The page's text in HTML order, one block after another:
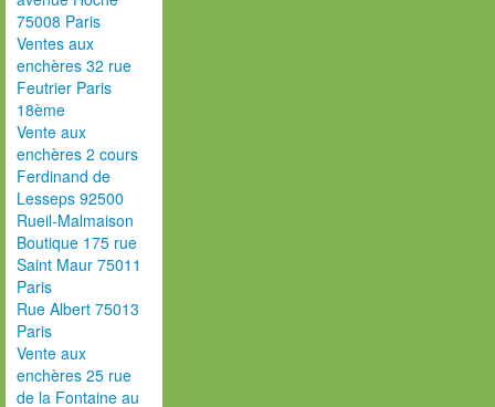
75008 Paris
Ventes aux
enchères 32 rue
Feutrier Paris
18ème
Vente aux
enchères 2 cours
Ferdinand de
Lesseps 92500
Rueil-Malmaison
Boutique 175 rue
Saint Maur 75011
Paris
Rue Albert 75013
Paris
Vente aux
enchères 25 rue
de la Fontaine au